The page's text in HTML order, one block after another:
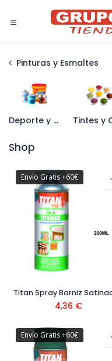
Pinturas y Esmaltes
Deporte y Naútica
Shop
Envío Gratis +60€
4,36 €
Envío Gratis +60€